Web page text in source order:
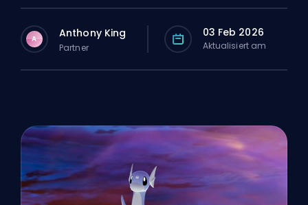
A Anthony King
Partner
03 Feb 2026
Aktualisiert am